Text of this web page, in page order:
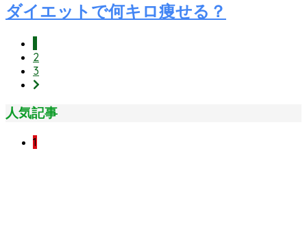
ダイエットで何キロ痩せる？
2
3
人気記事
1